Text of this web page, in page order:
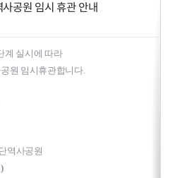
공원 임시 휴관 안내
계 실시에 따라
원 임시휴관합니다.
역사공원